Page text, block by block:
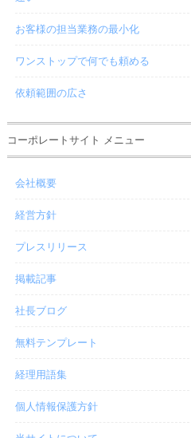
お客様の担当業務の最小化
ワンストップで何でも頼める
依頼範囲の広さ
コーポレートサイト メニュー
会社概要
経営方針
プレスリリース
掲載記事
社長ブログ
無料テンプレート
経理用語集
個人情報保護方針